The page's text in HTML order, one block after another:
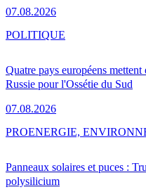
07.08.2026
Quatre pays européens
Russie pour l'Ossétie du Sud
07.08.2026
POLITIQUE
Panneaux solaires et puces :
polysilicium
PROENERGIE,